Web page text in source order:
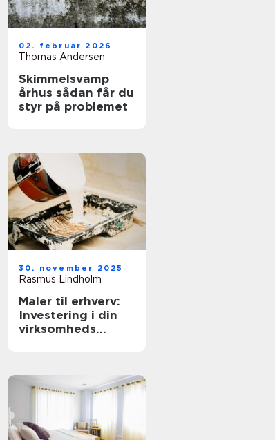
02. februar 2026
Thomas Andersen
Skimmelsvamp
århus sådan får du
styr på problemet
30. november 2025
Rasmus Lindholm
Maler til erhverv:
Investering i din
virksomheds